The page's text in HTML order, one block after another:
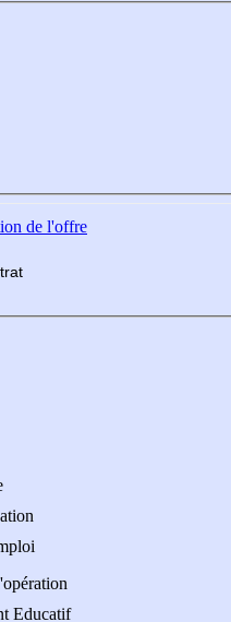
de l'offre
Educatif